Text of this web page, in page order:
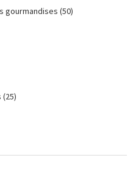
gourmandises (50)
(25)